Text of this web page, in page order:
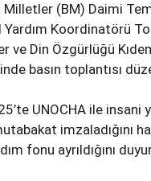
Milletler (BM) Daimi
Yardım Koordinatörü
ve Din Özgürlüğü
basın toplantısı
UNOCHA ile
imzaladığını
fonu ayrıldığını